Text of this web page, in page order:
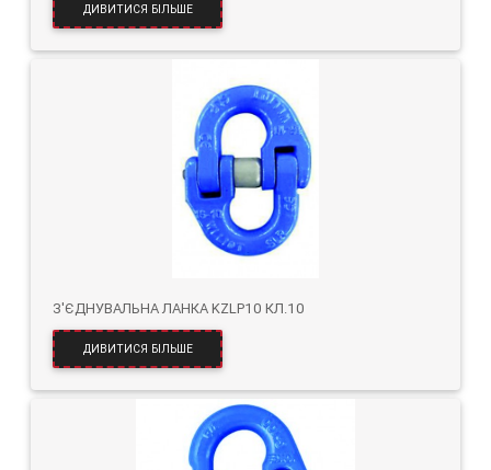
ДИВИТИСЯ БІЛЬШЕ
З'ЄДНУВАЛЬНА ЛАНКА KZLP10 КЛ.10
ДИВИТИСЯ БІЛЬШЕ